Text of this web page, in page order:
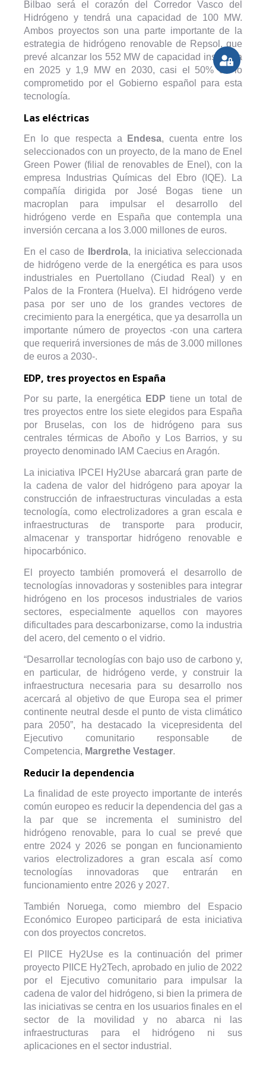
Bilbao será el corazón del Corredor Vasco del
Hidrógeno y tendrá una capacidad de 100 MW.
Ambos proyectos son una parte importante de la
estrategia de hidrógeno renovable de Repsol, que
prevé alcanzar los 552 MW de capacidad instalada
en 2025 y 1,9 MW en 2030, casi el 50% de lo
comprometido por el Gobierno español para esta
tecnología.
Las eléctricas
En lo que respecta a Endesa, cuenta entre los
seleccionados con un proyecto, de la mano de Enel
Green Power (filial de renovables de Enel), con la
empresa Industrias Químicas del Ebro (IQE). La
compañía dirigida por José Bogas tiene un
macroplan para impulsar el desarrollo del
hidrógeno verde en España que contempla una
inversión cercana a los 3.000 millones de euros.
En el caso de Iberdrola, la iniciativa seleccionada
de hidrógeno verde de la energética es para usos
industriales en Puertollano (Ciudad Real) y en
Palos de la Frontera (Huelva). El hidrógeno verde
pasa por ser uno de los grandes vectores de
crecimiento para la energética, que ya desarrolla un
importante número de proyectos -con una cartera
que requerirá inversiones de más de 3.000 millones
de euros a 2030-.
EDP, tres proyectos en España
Por su parte, la energética EDP tiene un total de
tres proyectos entre los siete elegidos para España
por Bruselas, con los de hidrógeno para sus
centrales térmicas de Aboño y Los Barrios, y su
proyecto denominado IAM Caecius en Aragón.
La iniciativa IPCEI Hy2Use abarcará gran parte de
la cadena de valor del hidrógeno para apoyar la
construcción de infraestructuras vinculadas a esta
tecnología, como electrolizadores a gran escala e
infraestructuras de transporte para producir,
almacenar y transportar hidrógeno renovable e
hipocarbónico.
El proyecto también promoverá el desarrollo de
tecnologías innovadoras y sostenibles para integrar
hidrógeno en los procesos industriales de varios
sectores, especialmente aquellos con mayores
dificultades para descarbonizarse, como la industria
del acero, del cemento o el vidrio.
“Desarrollar tecnologías con bajo uso de carbono y,
en particular, de hidrógeno verde, y construir la
infraestructura necesaria para su desarrollo nos
acercará al objetivo de que Europa sea el primer
continente neutral desde el punto de vista climático
para 2050”, ha destacado la vicepresidenta del
Ejecutivo comunitario responsable de
Competencia, Margrethe Vestager.
Reducir la dependencia
La finalidad de este proyecto importante de interés
común europeo es reducir la dependencia del gas a
la par que se incrementa el suministro del
hidrógeno renovable, para lo cual se prevé que
entre 2024 y 2026 se pongan en funcionamiento
varios electrolizadores a gran escala así como
tecnologías innovadoras que entrarán en
funcionamiento entre 2026 y 2027.
También Noruega, como miembro del Espacio
Económico Europeo participará de esta iniciativa
con dos proyectos concretos.
El PIICE Hy2Use es la continuación del primer
proyecto PIICE Hy2Tech, aprobado en julio de 2022
por el Ejecutivo comunitario para impulsar la
cadena de valor del hidrógeno, si bien la primera de
las iniciativas se centra en los usuarios finales en el
sector de la movilidad y no abarca ni las
infraestructuras para el hidrógeno ni sus
aplicaciones en el sector industrial.